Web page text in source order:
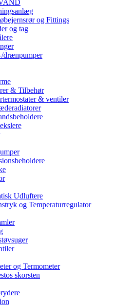
og Fittings
og tag
drænpumper
& Tilbehør
& ventiler
Udluftere
og Temperaturregulator
og Termometer
skorsten